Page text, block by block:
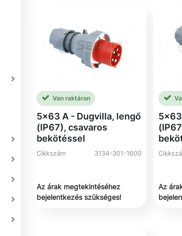
Van raktáron
5x63 A - Dugvilla, lengő
(IP67), csavaros
bekötéssel
Cikkszám 3134-301-1600
Az árak megtekintéséhez
bejelentkezés szükséges!
Az